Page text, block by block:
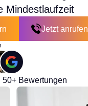
Mindestlaufzeit
Jetzt anrufen
Bewertungen